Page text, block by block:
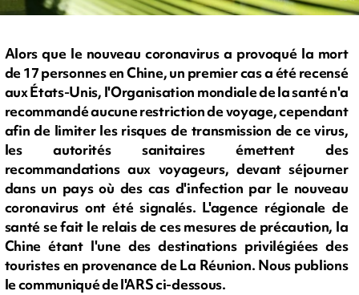
Alors que le nouveau coronavirus a provoqué la mort
de 17 personnes en Chine, un premier cas a été recensé
aux États-Unis, l'Organisation mondiale de la santé n'a
recommandé aucune restriction de voyage, cependant
afin de limiter les risques de transmission de ce virus,
les autorités sanitaires émettent des
recommandations aux voyageurs, devant séjourner
dans un pays où des cas d'infection par le nouveau
coronavirus ont été signalés. L'agence régionale de
santé se fait le relais de ces mesures de précaution, la
Chine étant l'une des destinations privilégiées des
touristes en provenance de La Réunion. Nous publions
le communiqué de l'ARS ci-dessous.